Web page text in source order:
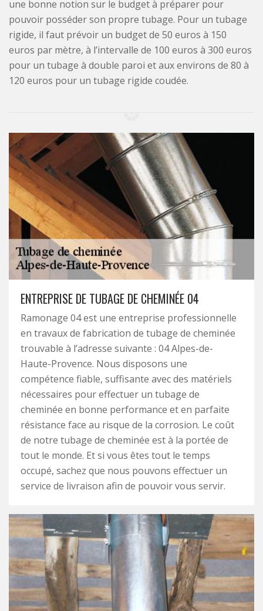
une bonne notion sur le budget à préparer pour
pouvoir posséder son propre tubage. Pour un tubage
rigide, il faut prévoir un budget de 50 euros à 150
euros par mètre, à l’intervalle de 100 euros à 300 euros
pour un tubage à double paroi et aux environs de 80 à
120 euros pour un tubage rigide coudée.
ENTREPRISE DE TUBAGE DE CHEMINÉE 04
Ramonage 04 est une entreprise professionnelle
en travaux de fabrication de tubage de cheminée
trouvable à l’adresse suivante : 04 Alpes-de-
Haute-Provence. Nous disposons une
compétence fiable, suffisante avec des matériels
nécessaires pour effectuer un tubage de
cheminée en bonne performance et en parfaite
résistance face au risque de la corrosion. Le coût
de notre tubage de cheminée est à la portée de
tout le monde. Et si vous êtes tout le temps
occupé, sachez que nous pouvons effectuer un
service de livraison afin de pouvoir vous servir.